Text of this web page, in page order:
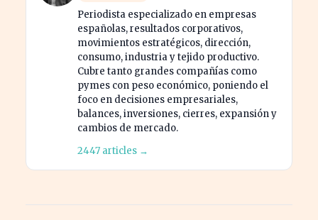
Periodista especializado en empresas
españolas, resultados corporativos,
movimientos estratégicos, dirección,
consumo, industria y tejido productivo.
Cubre tanto grandes compañías como
pymes con peso económico, poniendo el
foco en decisiones empresariales,
balances, inversiones, cierres, expansión y
cambios de mercado.
2447 articles →